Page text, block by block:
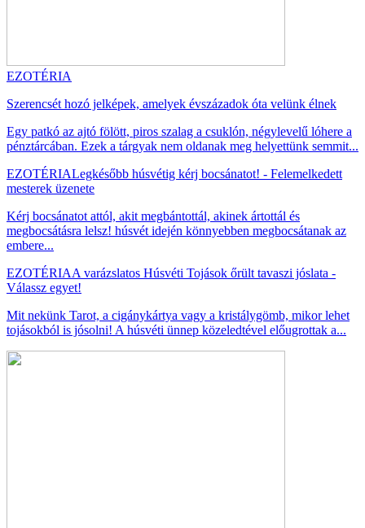
EZOTÉRIA
Szerencsét hozó jelképek, amelyek évszázadok óta velünk élnek
Egy patkó az ajtó fölött, piros szalag a csuklón, négylevelű lóhere a
pénztárcában. Ezek a tárgyak nem oldanak meg helyettünk semmit...
EZOTÉRIALegkésőbb húsvétig kérj bocsánatot! - Felemelkedett
mesterek üzenete
Kérj bocsánatot attól, akit megbántottál, akinek ártottál és
megbocsátásra lelsz! húsvét idején könnyebben megbocsátanak az
embere...
EZOTÉRIAA varázslatos Húsvéti Tojások őrült tavaszi jóslata -
Válassz egyet!
Mit nekünk Tarot, a cigánykártya vagy a kristálygömb, mikor lehet
tojásokból is jósolni! A húsvéti ünnep közeledtével előugrottak a...